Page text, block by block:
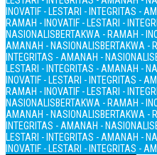
INOVATIF - LESTARI - INTEGRITAS -
RAMAH - INOVATIF - LESTARI -
NASIONALISBERTAKWA - RAMAH -
AMANAH - NASIONALISBERTAKWA -
INTEGRITAS - AMANAH - NASIONALIS
LESTARI - INTEGRITAS - AMANAH -
INOVATIF - LESTARI - INTEGRITAS -
RAMAH - INOVATIF - LESTARI -
NASIONALISBERTAKWA - RAMAH -
AMANAH - NASIONALISBERTAKWA -
INTEGRITAS - AMANAH - NASIONALIS
LESTARI - INTEGRITAS - AMANAH -
INOVATIF - LESTARI - INTEGRITAS -